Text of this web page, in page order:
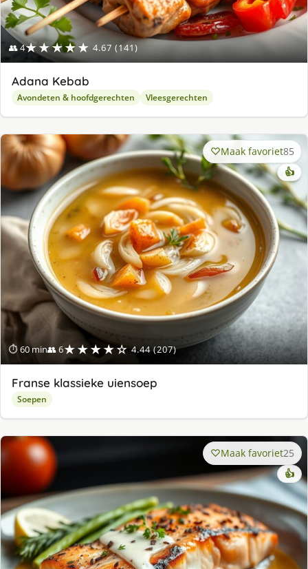
👥 4★★★★★ 4.67 (141)
Adana Kebab
Avondeten & hoofdgerechten Vleesgerechten
⏱ 60 min👥 6★★★★☆ 4.44 (207)
Maak favoriet85
👍
Franse klassieke uiensoep
Soepen
Maak favoriet25
👍